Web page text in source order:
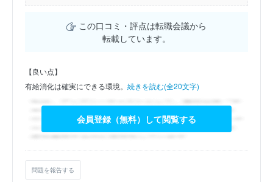
この口コミ・評点は転職会議から
転載しています。
【良い点】
有給消化は確実にできる環境。 続きを読む(全20文字)
会員登録（無料）して閲覧する
問題を報告する